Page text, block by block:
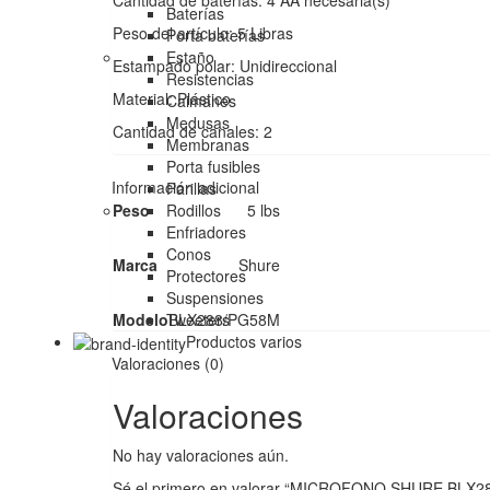
Baterías
Porta baterías
Estaño
Resistencias
Caimanes
Medusas
Membranas
Porta fusibles
Parillas
Rodillos
Enfriadores
Conos
Protectores
Suspensiones
Tweeters
Productos varios
Peso del artículo: 5 Libras
Estampado polar: Unidireccional
Material: Plástico
Cantidad de canales: 2
Información adicional
Peso
5 lbs
Marca Shure
ModeloBLX288/PG58M
Valoraciones (0)
Valoraciones
No hay valoraciones aún.